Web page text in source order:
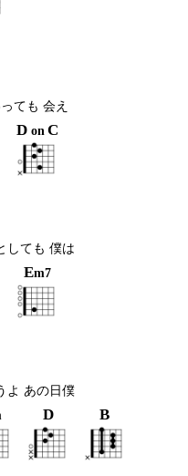
ても 会え
D on C
しても 僕は
Em7
よ あの日僕
D B